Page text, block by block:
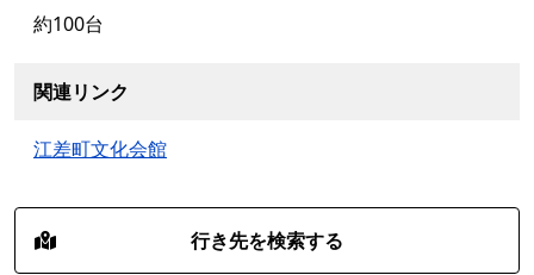
約100台
関連リンク
江差町文化会館
行き先を検索する